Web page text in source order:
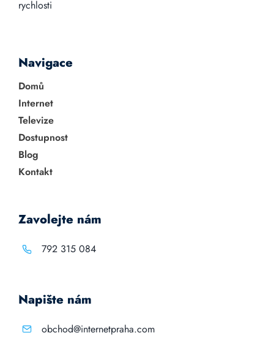
rychlosti
Navigace
Domů
Internet
Televize
Dostupnost
Blog
Kontakt
Zavolejte nám
792 315 084
Napište nám
obchod@internetpraha.com